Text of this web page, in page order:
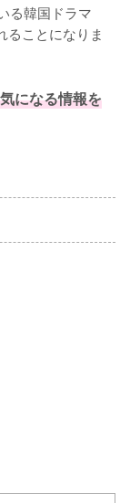
る韓国ドラマ
ることになりま
になる情報を